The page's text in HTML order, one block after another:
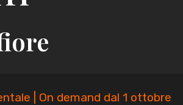
| On demand dal 1 ottobre